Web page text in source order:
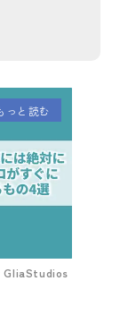
っと読む
GliaStudios